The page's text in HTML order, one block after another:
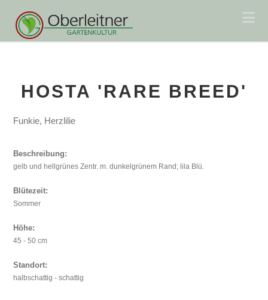
HOSTA 'RARE BREED'
Funkie, Herzlilie
Beschreibung:
gelb und hellgrünes Zentr. m. dunkelgrünem Rand; lila Blü.
Blütezeit:
Sommer
Höhe:
45 - 50 cm
Standort:
halbschattig - schattig